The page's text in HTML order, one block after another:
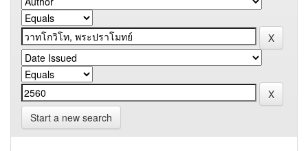
Start a new search